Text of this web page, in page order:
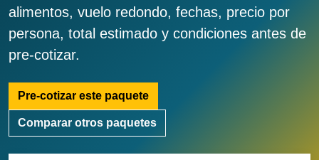
alimentos, vuelo redondo, fechas, precio por
persona, total estimado y condiciones antes de
pre-cotizar.
Pre-cotizar este paquete
Comparar otros paquetes